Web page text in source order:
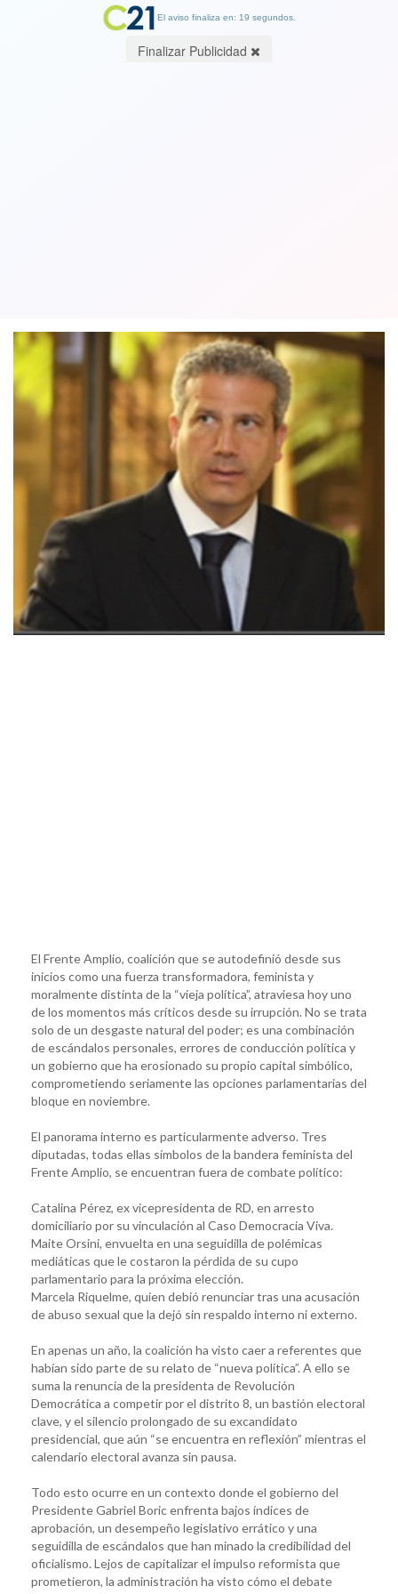
El Frente Amplio, coalición que se autodefinió desde sus
inicios como una fuerza transformadora, feminista y
moralmente distinta de la “vieja política”, atraviesa hoy uno
de los momentos más críticos desde su irrupción. No se trata
solo de un desgaste natural del poder; es una combinación
de escándalos personales, errores de conducción política y
un gobierno que ha erosionado su propio capital simbólico,
comprometiendo seriamente las opciones parlamentarias del
bloque en noviembre.
El panorama interno es particularmente adverso. Tres
diputadas, todas ellas símbolos de la bandera feminista del
Frente Amplio, se encuentran fuera de combate político:
Catalina Pérez, ex vicepresidenta de RD, en arresto
domiciliario por su vinculación al Caso Democracia Viva.
Maite Orsini, envuelta en una seguidilla de polémicas
mediáticas que le costaron la pérdida de su cupo
parlamentario para la próxima elección.
Marcela Riquelme, quien debió renunciar tras una acusación
de abuso sexual que la dejó sin respaldo interno ni externo.
En apenas un año, la coalición ha visto caer a referentes que
habían sido parte de su relato de “nueva política”. A ello se
suma la renuncia de la presidenta de Revolución
Democrática a competir por el distrito 8, un bastión electoral
clave, y el silencio prolongado de su excandidato
presidencial, que aún “se encuentra en reflexión” mientras el
calendario electoral avanza sin pausa.
Todo esto ocurre en un contexto donde el gobierno del
Presidente Gabriel Boric enfrenta bajos índices de
aprobación, un desempeño legislativo errático y una
seguidilla de escándalos que han minado la credibilidad del
oficialismo. Lejos de capitalizar el impulso reformista que
prometieron, la administración ha visto cómo el debate
El aviso finaliza en: 19 segundos.
Finalizar Publicidad